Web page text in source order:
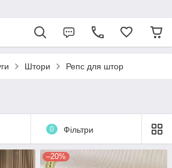
Штори Репс для штор
0 Фільтри
–20%